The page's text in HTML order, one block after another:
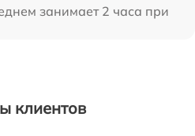
занимает 2 часа при
клиентов